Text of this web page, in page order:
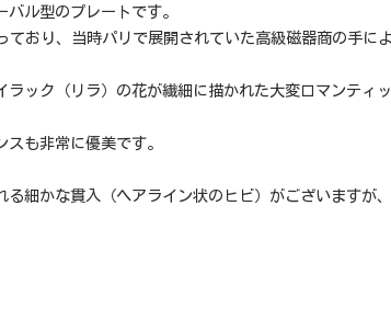
ル型のプレートです。
おり、当時パリで展開されていた高級磁器商の手に
ック（リラ）の花が繊細に描かれた大変ロマンティ
も非常に優美です。
細かな貫入（ヘアライン状のヒビ）がございますが